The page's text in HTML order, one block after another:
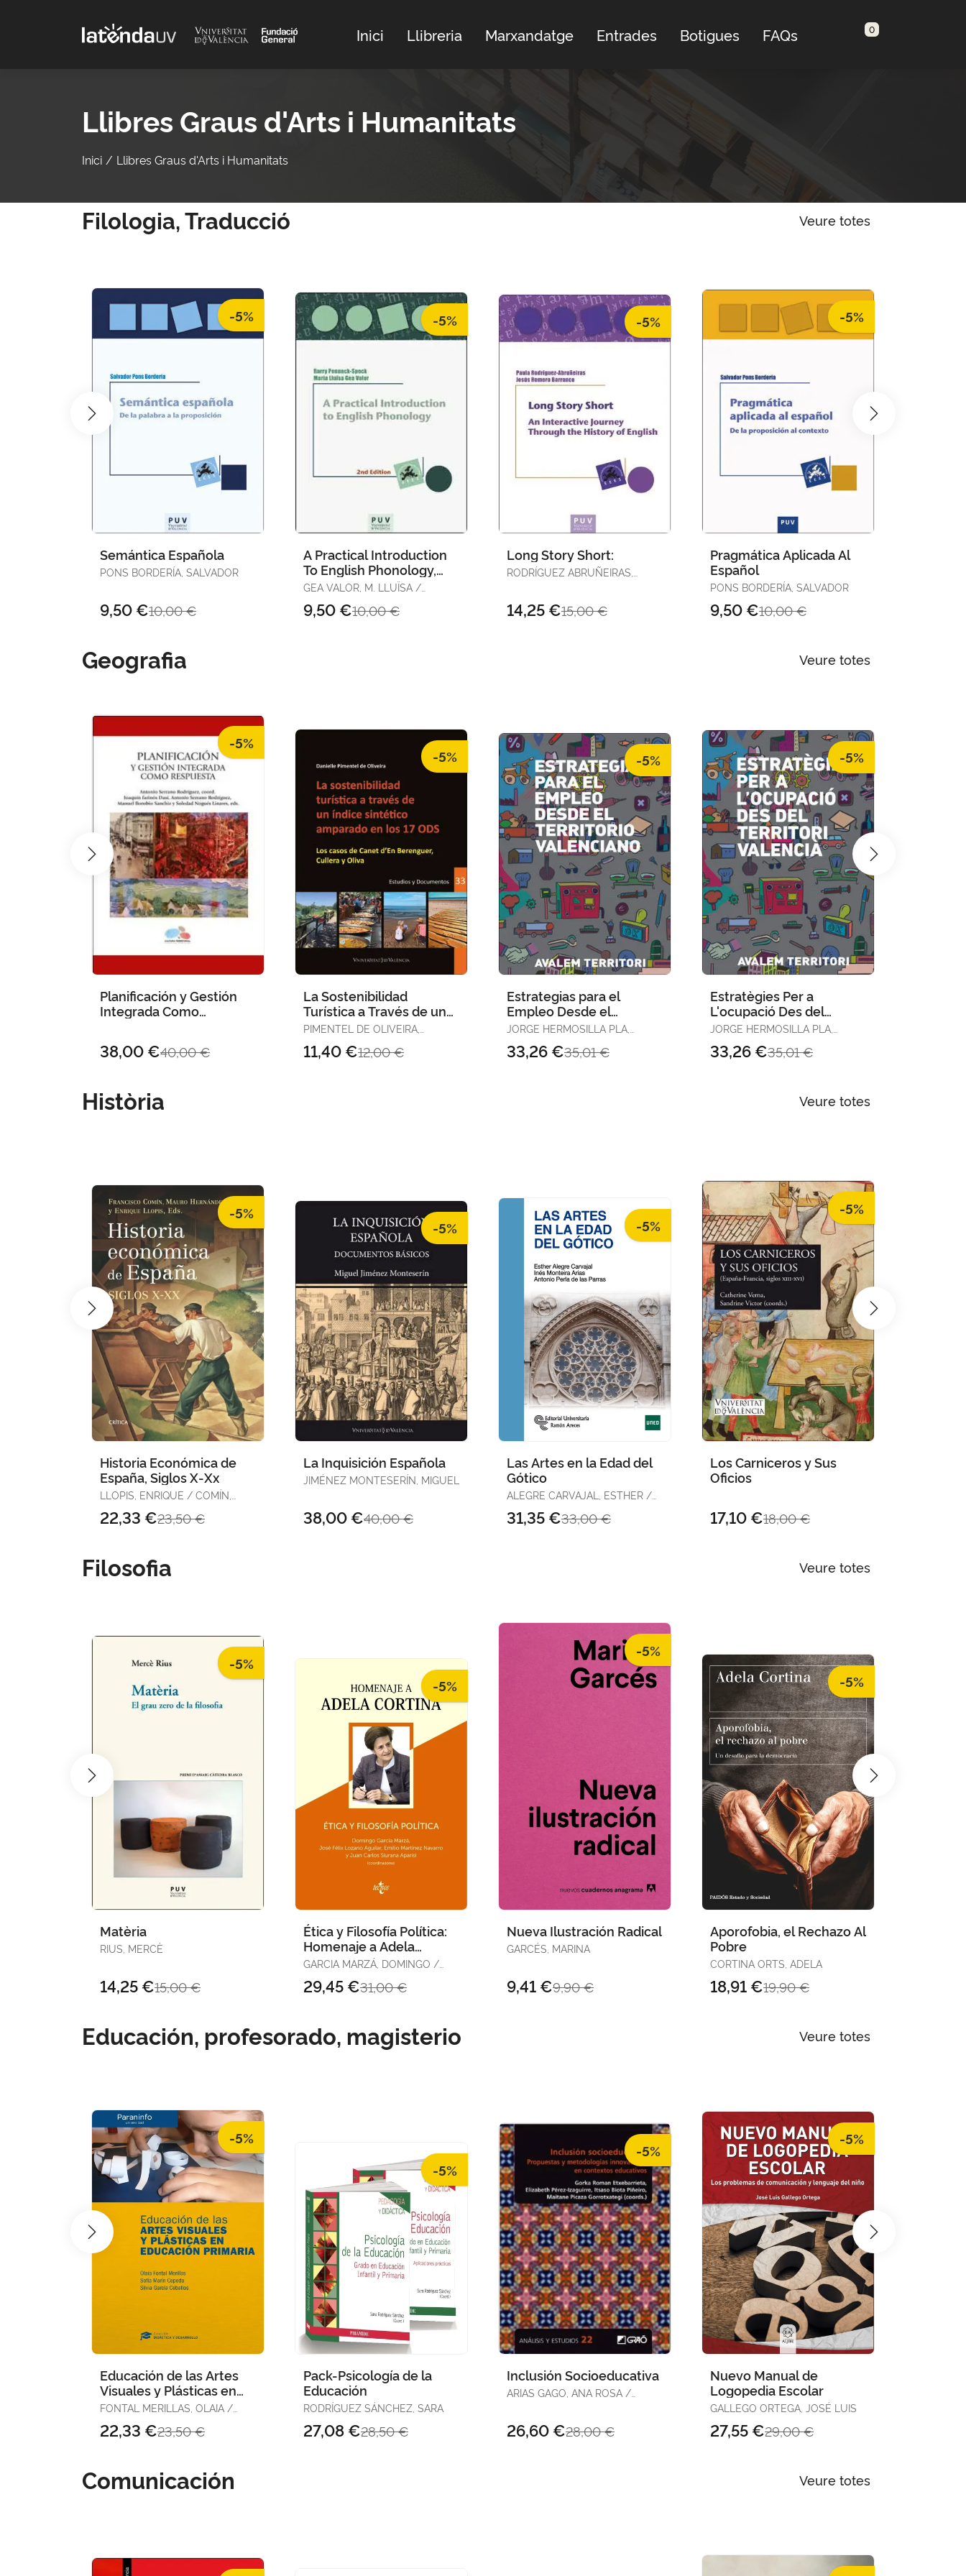
Inici Llibreria Marxandatge Entrades Botigues FAQs 0
Llibres Graus d'Arts i Humanitats
Inici Llibres Graus d'Arts i Humanitats
Filologia, Traducció Veure totes
-5%
Semántica Española
PONS BORDERÍA, SALVADOR
10,00 €
9,50 €
-5%
A Practical Introduction
To English Phonology,
2Nd. Edition
GEA VALOR, M. LLUÏSA /
10,00 €
9,50 €
-5%
Long Story Short:
RODRÍGUEZ ABRUÑEIRAS,
15,00 €
14,25 €
-5%
Pragmática Aplicada Al
Español
PONS BORDERÍA, SALVADOR
10,00 €
9,50 €
Geografia Veure totes
-5%
Planificación y Gestión
Integrada Como
40,00 €
38,00 €
-5%
La Sostenibilidad
Turística a Través de un
Índice Sintético
PIMENTEL DE OLIVEIRA,
12,00 €
11,40 €
-5%
Estrategias para el
Empleo Desde el
Territorio Valenciano
JORGE HERMOSILLA PLA,
35,01 €
33,26 €
-5%
Estratègies Per a
L'ocupació Des del
Territori Valencià
JORGE HERMOSILLA PLA,
35,01 €
33,26 €
Història Veure totes
-5%
Historia Económica de
España, Siglos X-Xx
LLOPIS, ENRIQUE / COMÍN,
MAURO
23,50 €
22,33 €
-5%
La Inquisición Española
JIMÉNEZ MONTESERÍN, MIGUEL
40,00 €
38,00 €
-5%
Las Artes en la Edad del
Gótico
ALEGRE CARVAJAL, ESTHER /
DE LAS PARRAS, ANTONIO
33,00 €
31,35 €
-5%
Los Carniceros y Sus
Oficios
18,00 €
17,10 €
Filosofia Veure totes
-5%
Matèria
RIUS, MERCÈ
15,00 €
14,25 €
-5%
Ética y Filosofía Política:
Homenaje a Adela
Cortina
GARCIA MARZÁ, DOMINGO /
/ MARTÍNEZ NAVARRO, EMILIO
31,00 €
29,45 €
-5%
Nueva Ilustración Radical
GARCÉS, MARINA
9,90 €
9,41 €
-5%
Aporofobia, el Rechazo Al
Pobre
CORTINA ORTS, ADELA
19,90 €
18,91 €
Educación, profesorado, magisterio Veure totes
-5%
Educación de las Artes
Visuales y Plásticas en
Educación Primaria //
FONTAL MERILLAS, OLAIA /
GARCÍA CEBALLOS , SILVIA
23,50 €
22,33 €
-5%
Pack-Psicología de la
Educación
RODRÍGUEZ SÁNCHEZ, SARA
28,50 €
27,08 €
-5%
Inclusión Socioeducativa
ARIAS GAGO, ANA ROSA /
JOSE / ALONSO SÁEZ, ISRAEL /
28,00 €
26,60 €
-5%
Nuevo Manual de
Logopedia Escolar
GALLEGO ORTEGA, JOSÉ LUIS
29,00 €
27,55 €
Comunicación Veure totes